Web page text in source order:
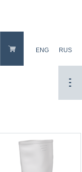
ENG RUS